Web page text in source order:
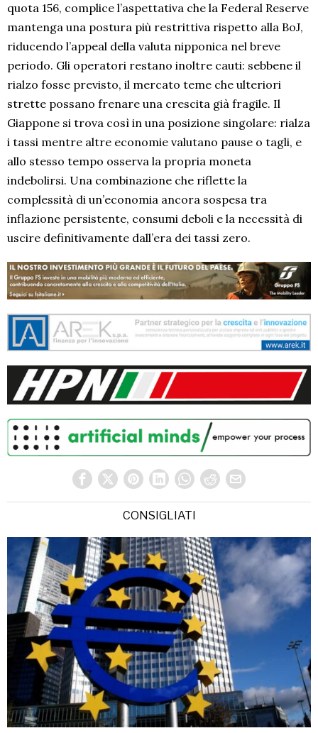
quota 156, complice l’aspettativa che la Federal Reserve
mantenga una postura più restrittiva rispetto alla BoJ,
riducendo l’appeal della valuta nipponica nel breve
periodo. Gli operatori restano inoltre cauti: sebbene il
rialzo fosse previsto, il mercato teme che ulteriori
strette possano frenare una crescita già fragile. Il
Giappone si trova così in una posizione singolare: rialza
i tassi mentre altre economie valutano pause o tagli, e
allo stesso tempo osserva la propria moneta
indebolirsi. Una combinazione che riflette la
complessità di un’economia ancora sospesa tra
inflazione persistente, consumi deboli e la necessità di
uscire definitivamente dall’era dei tassi zero.
CONSIGLIATI